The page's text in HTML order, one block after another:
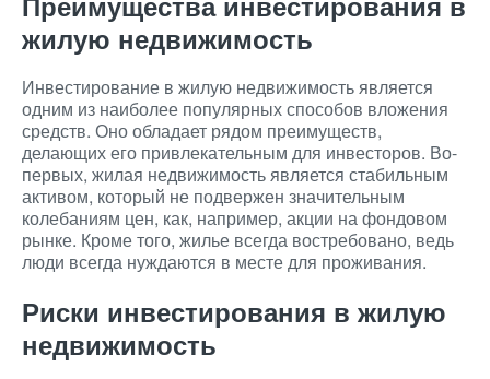
жилую недвижимость
Инвестирование в жилую недвижимость является
одним из наиболее популярных способов вложения
средств. Оно обладает рядом преимуществ,
делающих его привлекательным для инвесторов. Во-
первых, жилая недвижимость является стабильным
активом, который не подвержен значительным
колебаниям цен, как, например, акции на фондовом
рынке. Кроме того, жилье всегда востребовано, ведь
люди всегда нуждаются в месте для проживания.
Риски инвестирования в жилую
недвижимость